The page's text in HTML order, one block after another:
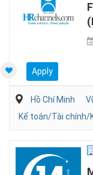
Apply
Hồ Chí Minh
Kế toán/Tài chính/